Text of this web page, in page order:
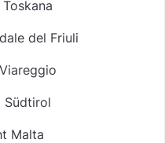
del Friuli
Südtirol
Malta